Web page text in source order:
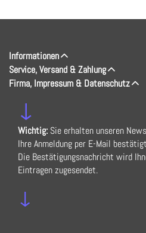
Informationen
Service, Versand & Zahlung
Firma, Impressum & Datenschutz
↓
Wichtig: Sie erhalten unseren
Ihre Anmeldung per E-Mail
Die Bestätigungsnachricht wird
Eintragen zugesendet.
↓